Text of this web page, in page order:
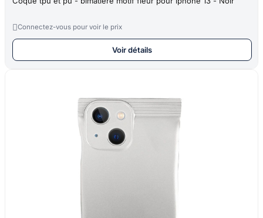
Connectez-vous pour voir le prix
Voir détails